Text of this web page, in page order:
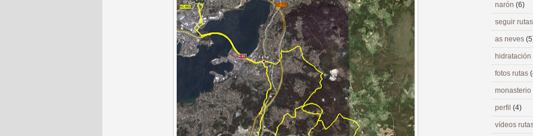
narón (6)
seguir
as neves
hidratación
fotos rutas
perfil (4)
vídeos